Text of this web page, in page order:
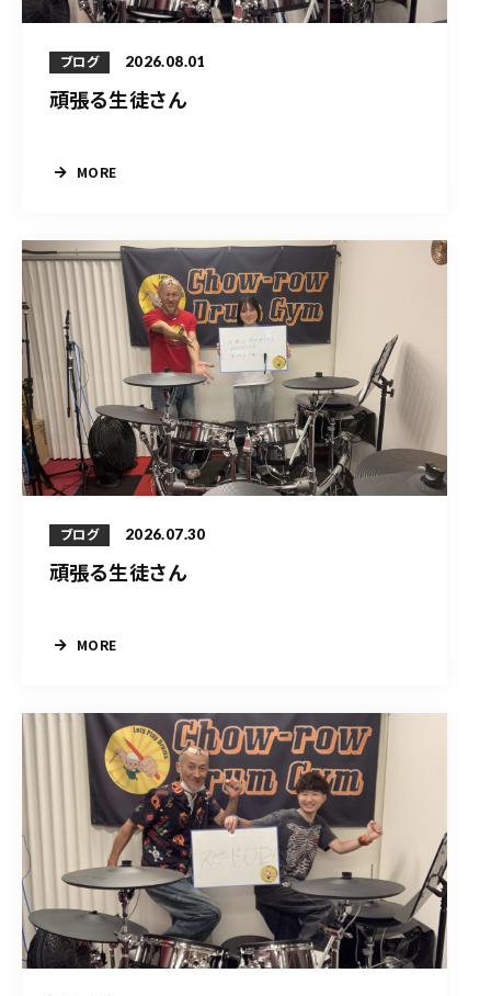
ブログ 2026.08.01
頑張る生徒さん
MORE
ブログ 2026.07.30
頑張る生徒さん
MORE